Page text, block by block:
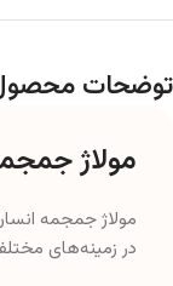
توضحات
مولاژ
مولاژ جمجمه
در زمینه‌های